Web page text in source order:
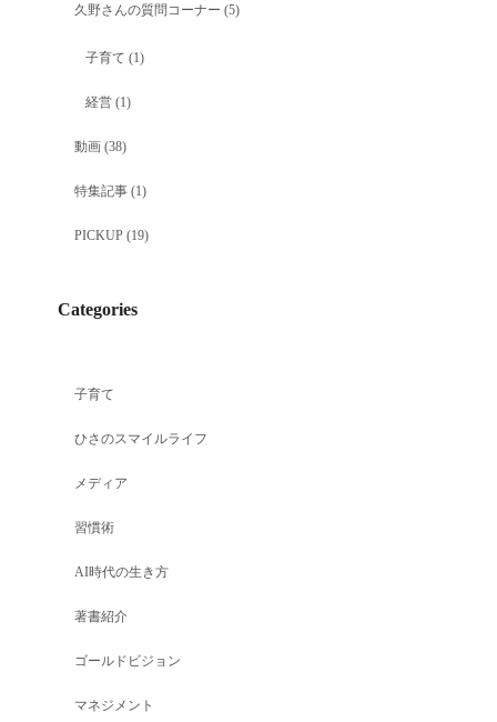
久野さんの質問コーナー (5)
子育て (1)
経営(1)
動画(38)
特集記事(1)
PICKUP(19)
Categories
子育て
ひさのスマイルライフ
メディア
習慣術
AI時代の生き方
著書紹介
ゴールドビジョン
マネジメント